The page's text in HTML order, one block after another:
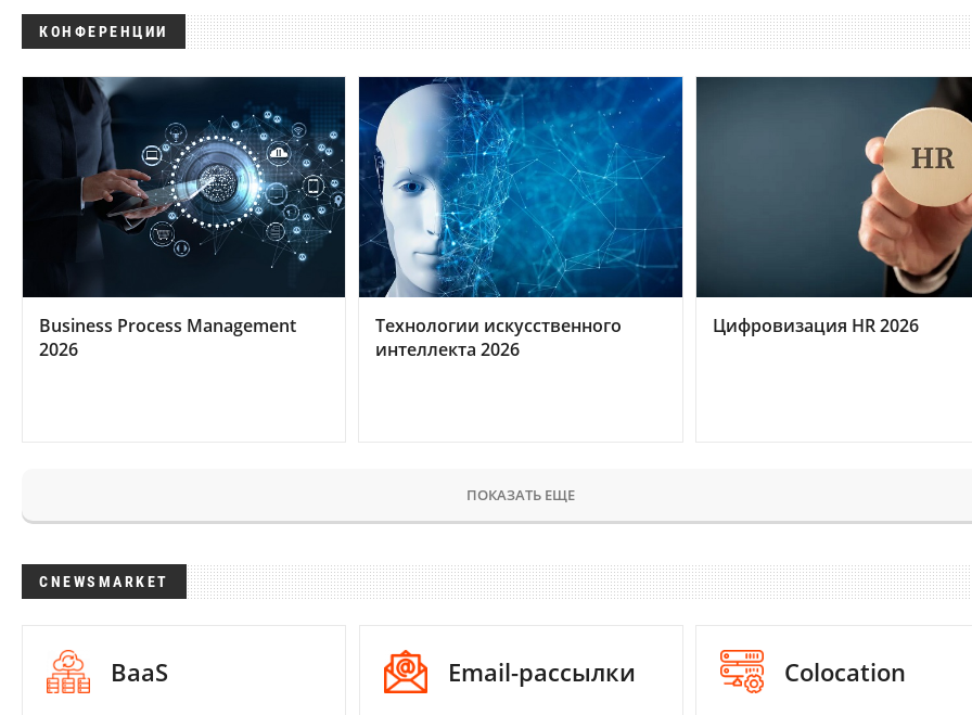
КОНФЕРЕНЦИИ
Business Process Management
2026
Технологии искусственного
интеллекта 2026
Цифровизация HR 2026
ПОКАЗАТЬ ЕЩЕ
CNEWSMARKET
BaaS Email-рассылки Colocation